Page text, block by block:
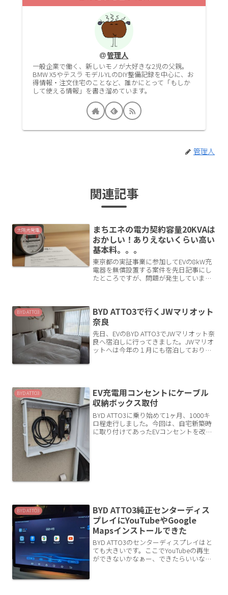
管理人
一般企業で働く、新しいモノが大好きな2児の父親。
BMW X5やテスラ モデルYLのDIY整備記録を中心に、お
得情報・注文住宅のことなど、誰かにとって「もしか
して使える情報」を書き溜めています。
管理人
関連記事
太陽光発電
まちエネの電力契約容量20KVAは
おかしい！ありえないくらい高い
基本料。。。
東京都の実証事業に参加してEVの8kW充
電器を無償設置する案件を先日記事にし
たところですが、問題が発生していま
となるにはMCリテール...
BYD ATTO3
BYD ATTO3で行くJWマリオット
奈良
先日、EVのBYD ATTO3でJWマリオット奈
良へ宿泊しに行ってきました。JWマリオ
ットへは今年の１月にも宿泊しており、
BYD ATTO3
EV充電用コンセントにケーブル
収納ボックス取付
BYD ATTO3に乗り始めて1ヶ月、1000キ
ロ程走行しました。今回は、自宅新築時
に取り付けてあったEVコンセントを改良
BYD ATTO3
BYD ATTO3純正センターディス
プレイにYouTubeやGoogle
Mapsインストールできた
BYD ATTO3のセンターディスプレイはと
ても大きいです。ここでYouTubeの再生
ができないかなぁー、できたらいいなと